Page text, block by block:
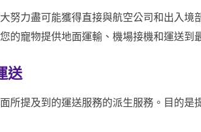
努力盡可能獲得直接與航空公司和出入
的寵物提供地面運輸、機場接機和運送到
送
所提及到的運送服務的派生服務。目的